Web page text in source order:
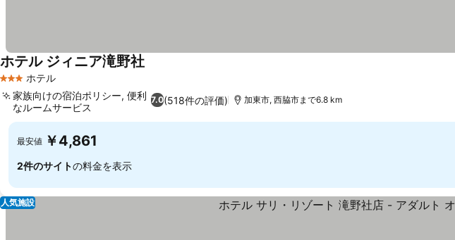
3 ホテルのランク
ホテル
ホテル ジィニア滝野社料金を表示
7.0(518件の評価)
家族向けの宿泊ポリシー, 便利
なルームサービス
加東市, 西脇市まで6.8 km
最安値 ￥4,861
2件のサイトの料金を表示
人気施設